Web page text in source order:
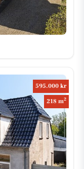
595.000 kr
218 m2